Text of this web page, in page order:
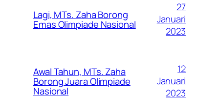
Lagi, MTs. Zaha Borong
Emas Olimpiade Nasional
27
Januari
2023
Awal Tahun, MTs. Zaha
Borong Juara Olimpiade
Nasional
12
Januari
2023